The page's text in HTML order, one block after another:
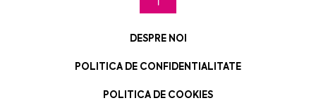
DESPRE NOI
POLITICA DE CONFIDENTIALITATE
POLITICA DE COOKIES